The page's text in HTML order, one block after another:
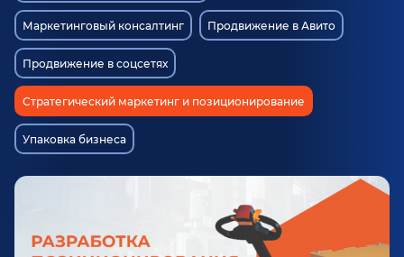
Маркетинговый консалтинг Продвижение в Авито
Продвижение в соцсетях
Стратегический маркетинг и позиционирование
Упаковка бизнеса